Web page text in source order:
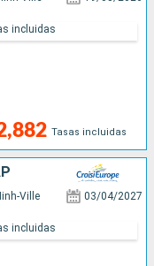
Tasas incluidas
incluidas
Ville 03/04/2027
incluidas